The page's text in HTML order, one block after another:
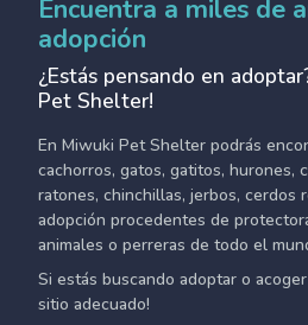
Encuentra a miles de
adopción
¿Estás pensando en
Pet Shelter!
En Miwuki Pet Shelter podrás
cachorros, gatos, gatitos, hurones,
ratones, chinchillas, jerbos, cerdos
adopción procedentes de
animales o perreras de todo el
Si estás buscando adoptar o
sitio adecuado!